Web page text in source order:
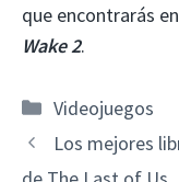
que encontrarás en
Wake 2.
Categorías
Videojuegos
Los mejores